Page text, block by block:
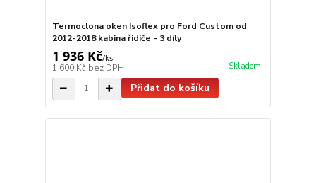
Termoclona oken Isoflex pro Ford Custom od
2012-2018 kabina řidiče - 3 díly
1 936 Kč/ks
1 600 Kč bez DPH Skladem
Přidat do košíku